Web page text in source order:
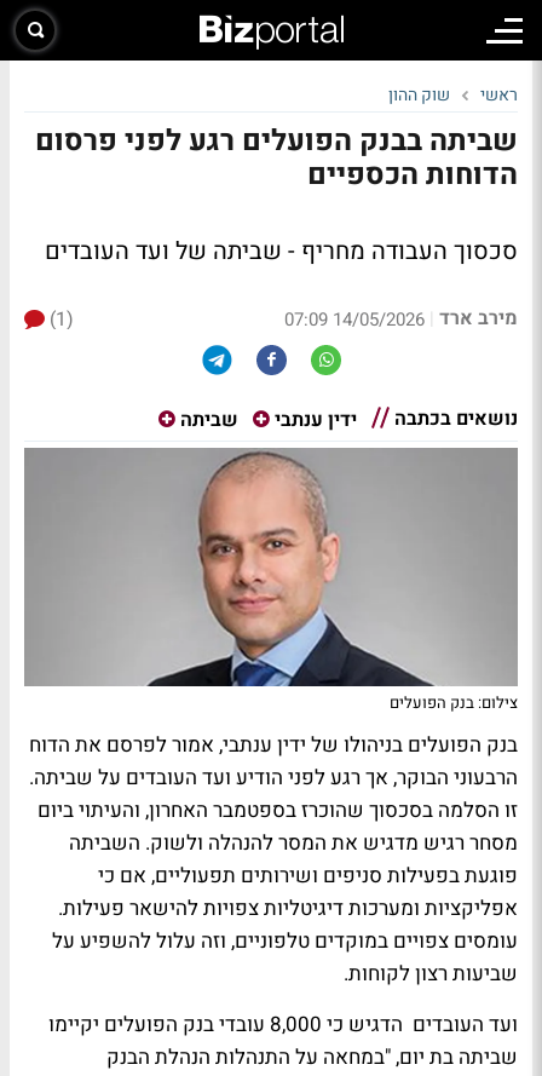
ראשי שוק ההון
שביתה בבנק הפועלים רגע לפני פרסום
הדוחות הכספיים
סכסוך העבודה מחריף - שביתה של ועד העובדים
מירב ארד |
14/05/2026 07:09
(1)
נושאים בכתבה ידין ענתבי שביתה
צילום: בנק הפועלים
בנק הפועלים בניהולו של ידין ענתבי, אמור לפרסם את הדוח
הרבעוני הבוקר, אך רגע לפני הודיע ועד העובדים על שביתה.
זו הסלמה בסכסוך שהוכרז בספטמבר האחרון, והעיתוי ביום
מסחר רגיש מדגיש את המסר להנהלה ולשוק. השביתה
פוגעת בפעילות סניפים ושירותים תפעוליים, אם כי
אפליקציות ומערכות דיגיטליות צפויות להישאר פעילות.
עומסים צפויים במוקדים טלפוניים, וזה עלול להשפיע על
שביעות רצון לקוחות.
ועד העובדים הדגיש כי 8,000 עובדי בנק הפועלים יקיימו
שביתה בת יום, "במחאה על התנהלות הנהלת הבנק